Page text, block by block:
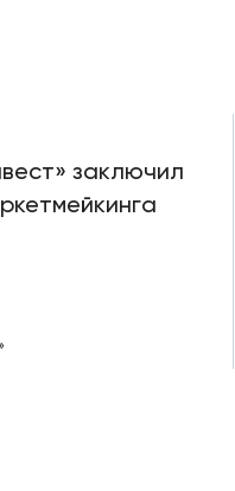
заключил